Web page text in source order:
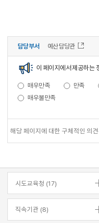
담당부서 예산담당관
이 페이지에서 제공하는
매우만족 만족
매우불만족
시도교육청 (17)
직속기관 (8)